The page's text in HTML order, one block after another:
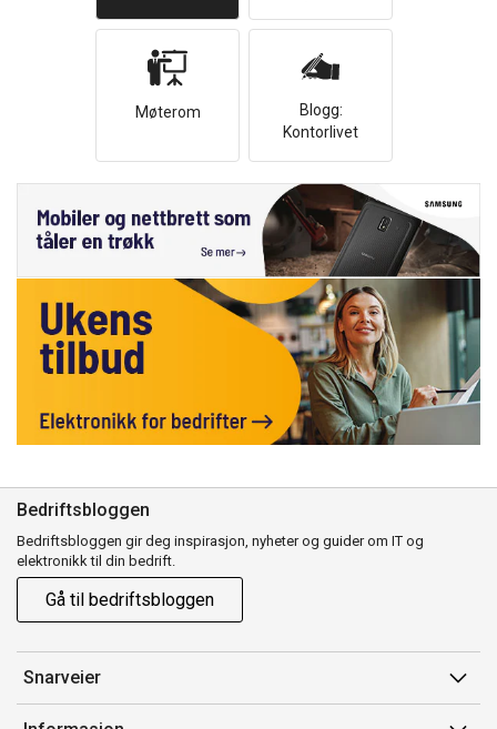
Møterom
Blogg:
Kontorlivet
Bedriftsbloggen
Bedriftsbloggen gir deg inspirasjon, nyheter og guider om IT og
elektronikk til din bedrift.
Gå til bedriftsbloggen
Snarveier
Min side